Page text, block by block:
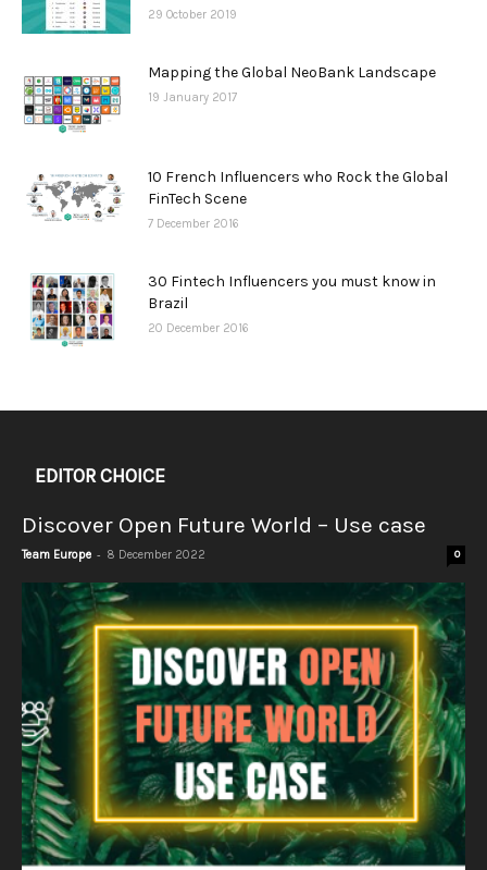
29 October 2019
Mapping the Global NeoBank Landscape
19 January 2017
10 French Influencers who Rock the Global
FinTech Scene
7 December 2016
30 Fintech Influencers you must know in
Brazil
20 December 2016
EDITOR CHOICE
Discover Open Future World – Use case
Team Europe - 8 December 2022 0